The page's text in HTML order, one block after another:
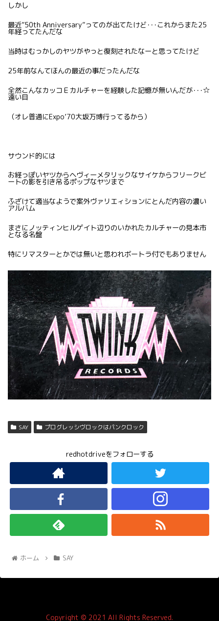
しかし
最近”50th Anniversary”ってのが出てたけど･･･これからまた25
年経ってたんだな
当時はむっかしのヤツがやっと復刻されたなーと思ってたけど
25年前なんてほんの最近の事だったんだな
全然こんなカッコＥカルチャーを経験した記憶が無いんだが･･･☆
遠い目
（オレ普通にExpo’70大坂万博行ってるから）
サウンド的には
お経っぽいヤツからヘヴィーメタリックなサイケからフリークビ
ートの影を引き吊るポップなヤツまで
ふざけて適当なようで案外ヴァリエィションにとんだ内容の濃い
アルバム
まさにノッティンヒルゲイト辺りのいかれたカルチャーの見本市
となる名盤
特にリマスターとかでは無いと思われボートラ付でもありません
SAY プログレッシヴロックはパンクロック
redhotdriveをフォローする
ホーム SAY
Copyright © 2021 All Rights Reserved.